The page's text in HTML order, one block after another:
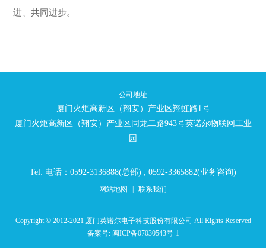
进、共同进步。
公司地址
厦门火炬高新区（翔安）产业区翔虹路1号
厦门火炬高新区（翔安）产业区同龙二路943号英诺尔物联网工业
园
Tel: 电话：0592-3136888(总部) ; 0592-3365882(业务咨询)
网站地图 | 联系我们
Copyright © 2012-2021 厦门英诺尔电子科技股份有限公司 All Rights Reserved
备案号: 闽ICP备07030543号-1